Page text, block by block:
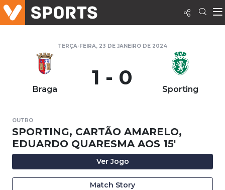
TERÇA-FEIRA, 23 DE JANEIRO DE 2024
Braga 1 - 0 Sporting
OUTRO
SPORTING, CARTÃO AMARELO,
EDUARDO QUARESMA AOS 15'
Ver Jogo
Match Story